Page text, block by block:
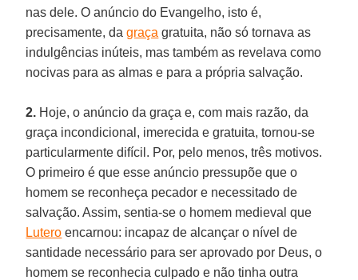
nas dele. O anúncio do Evangelho, isto é,
precisamente, dagraça gratuita, não só tornava as
indulgências inúteis, mas também as revelava como
nocivas para as almas e para a própria salvação.
2. Hoje, o anúncio da graça e, com mais razão, da
graça incondicional, imerecida e gratuita, tornou-se
particularmente difícil. Por, pelo menos, três motivos.
O primeiro é que esse anúncio pressupõe que o
homem se reconheça pecador e necessitado de
salvação. Assim, sentia-se o homem medieval que
Lutero encarnou: incapaz de alcançar o nível de
santidade necessário para ser aprovado por Deus, o
homem se reconhecia culpado e não tinha outra